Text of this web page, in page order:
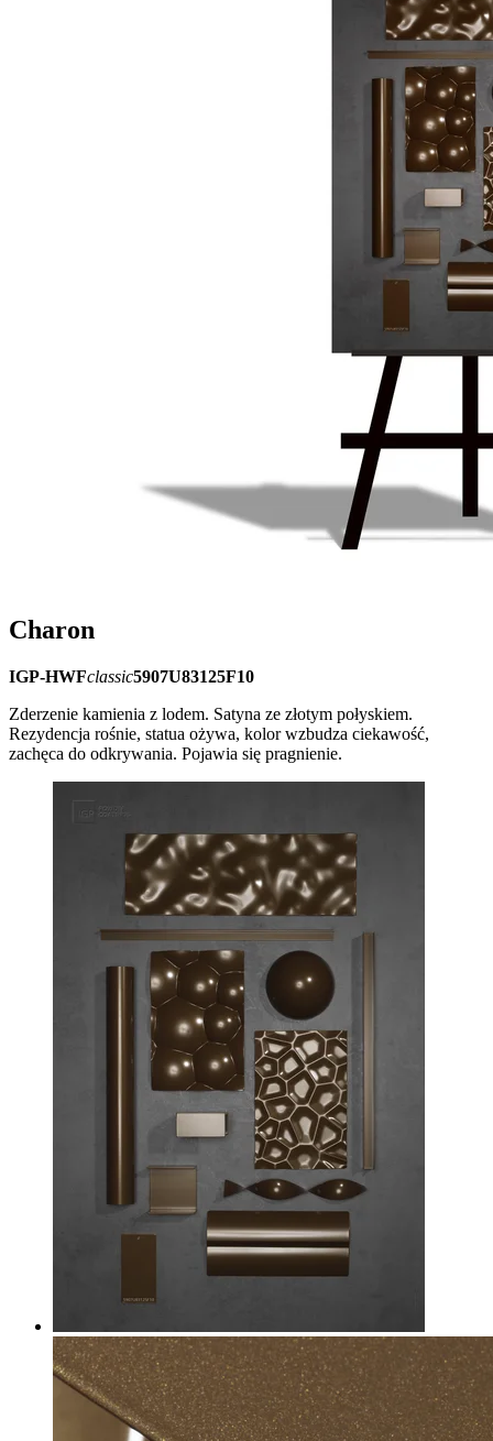
Charon
IGP-HWFclassic5907U83125F10
Zderzenie kamienia z lodem. Satyna ze złotym połyskiem.
Rezydencja rośnie, statua ożywa, kolor wzbudza ciekawość,
zachęca do odkrywania. Pojawia się pragnienie.